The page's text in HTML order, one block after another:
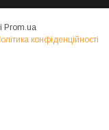
Prom.ua
конфіденційності